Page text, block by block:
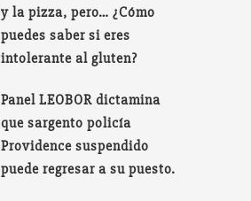
y la pizza, pero… ¿Cómo
puedes saber si eres
intolerante al gluten?
Panel LEOBOR dictamina
que sargento policía
Providence suspendido
puede regresar a su puesto.